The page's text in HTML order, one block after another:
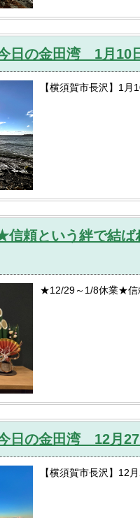
日の金田湾 1月10
【横須賀市長沢】1
頼という絆で結ば
★12/29～1/8休業★信
日の金田湾 12月27
【横須賀市長沢】12